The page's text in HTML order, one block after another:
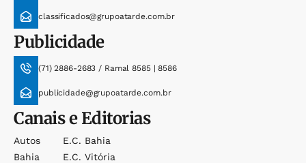
classificados@grupoatarde.com.br
Publicidade
(71) 2886-2683 / Ramal 8585 | 8586
publicidade@grupoatarde.com.br
Canais e Editorias
Autos
Bahia
E.c. Bahia
E.c. Vitória